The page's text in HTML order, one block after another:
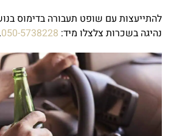
להתייעצות עם שופט תעבורה בדימוס
נהיגה בשכרות צלצלו מיד: 050-5738228
.